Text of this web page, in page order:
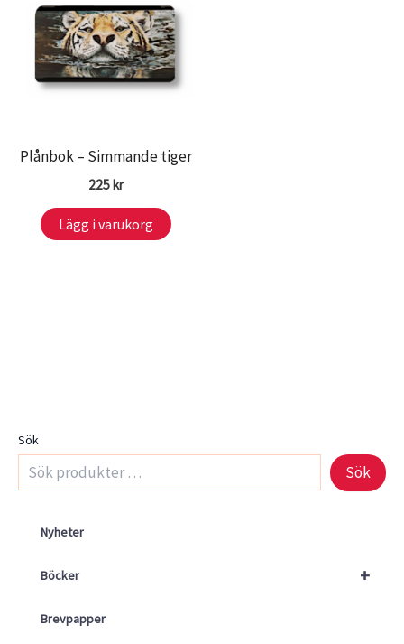
Sök
Sök
Nyheter
+
Böcker
Brevpapper
Plånbok – Simmande tiger
225kr
Lägg i varukorg